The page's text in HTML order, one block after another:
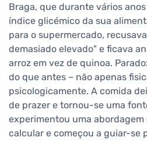
Braga, que durante vários
índice glicémico da sua
para o supermercado,
demasiado elevado" e ficava
arroz em vez de quinoa.
do que antes – não apenas
psicologicamente. A comida
de prazer e tornou-se uma
experimentou uma
calcular e começou a guiar-se